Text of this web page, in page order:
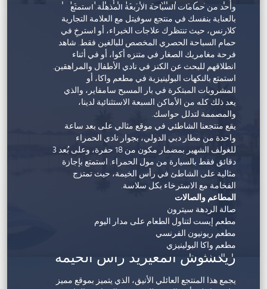
وأراجيح شبكية يحلو الاسترخاء عليها أو الجلوس عليها
للتلذّذ بوجبة طعام صحيّة. عند حلول المغيب فوق الخليج
العربي، يتمّ إشعال الموقد ليستمتع الضيوف بمشاهدة
أحدث الأفلام على المدرّجات. أحضر البطانية واسترخِ
تحت السماء المرصّعة بالنجوم. أما المسبح فتطغى عليه
ألوان مشرقة وبيضاء وتفاصيل باللونَين الفيروزي
والأصفر المائل إلى البني الفاتح. تُقام فعاليات ترفيهية
منتظمة في منتجع بنان بيتش حول المسبح حيث تُقام
حفلة شاطئية يوم السبت أو يوم الأحد للسيدات. وأفضل
ما في الأمر أنّ المنتجع يسمح بدخول الحيوانات الأليفة،
وبالتالي يمكنك إحضار كلبك معك.
واحد من حمامات السباحة الأربعة المذهلة. استمتع
بالعناية بنفسك في منتجع سوفيتل مع العلامة التجارية
كلارنس، حيث تنتظرك علاجات الخبراء، أو استرخِ في
حمام السباحة الحصري المخصص للبالغين فقط. شاهد
فرحة مغامريك الصغار في متنزه أكوا، أو في أثناء
انطلاقهم للبحث عن الكنز في نادي الأطفال والمراهقين.
استمتع بالنكهات البولينيزية في مطعم واكا، أو
المشروبات المبتكرة في بار المسبح سامفاير، والذي
يعد ذلك كله من الأماكن السبعة الاستثنائية لدينا،
والمصممة لتدلل حواسك.
يقع منتجعنا الشاطئي في موقع مثالي على بعد ساعة
واحدة من مطار دبي الدولي، بجوار نادي الحمراء
للغولف الشهير بمضمار مكون من 18 حفرة، وعلى بُعد 3
دقائق فقط بالسيارة من مول الحمراء. استمتع بإجازة
مثالية على الشاطئ في رأس الخيمة، حيث تمتزج
الفخامة مع الاسترخاء بكل سلاسة.
المطاعم والصالات
صالة الردهة سيترون
مطعم إيست لتناول الطعام على مدار اليوم
مطعم ريونيون الفرنسي
مطعم واكا البولينيزي
بار النبيذ فيريتاس
بار حمام السباحة سامفاير
بار العصائر بليند آند سكويز
ريكسوس المعيريد رأس الخيمة
يجمع هذا المنتجع العائلي الأنيق، الذي يتميز بموقع مميز